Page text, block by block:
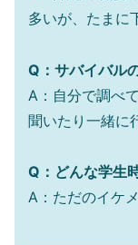
多いが、たまに
Q：サバイバル
A：自分で調べ
聞いたり一緒に
Q：どんな学生
A：ただのイケ